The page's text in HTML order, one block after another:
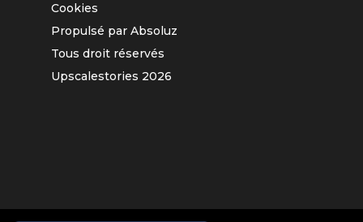
Cookies
Propulsé par Absoluz
Tous droit réservés
Upscalestories 2026